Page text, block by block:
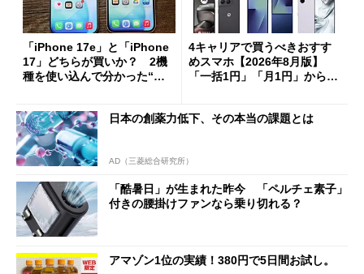
「iPhone 17e」と「iPhone
17」どちらが買いか？ 2機
種を使い込んで分かった“ス
4キャリアで買うべきおすす
めスマホ【2026年8月版】
「一括1円」「月1円」からお
日本の創薬力低下、その本当の課題とは
AD（三菱総合研究所）
「酷暑日」が生まれた昨今 「ペルチェ素子」
付きの腰掛けファンなら乗り切れる？
アマゾン1位の実績！380円で5日間お試し。